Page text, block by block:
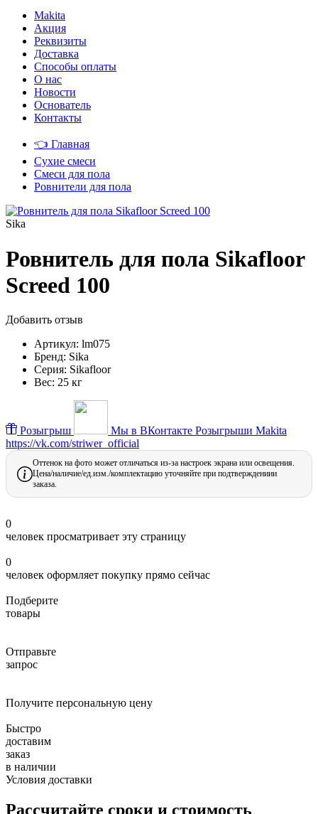
Makita
Акция
Реквизиты
Доставка
Способы оплаты
О нас
Новости
Основатель
Контакты
👈 Главная
Сухие смеси
Смеси для пола
Ровнители для пола
Sika
Ровнитель для пола Sikafloor
Screed 100
Добавить отзыв
Артикул: lm075
Бренд: Sika
Серия: Sikafloor
Вес: 25 кг
Розыгрыш Мы в ВКонтакте Розыгрыши Makita
https://vk.com/striwer_official
Оттенок на фото может отличаться из-за настроек экрана или освещения.
Цена/наличие/ед.изм./комплектацию уточняйте при подтверждениии
заказа.
0
человек просматривает эту страницу
0
человек оформляет покупку прямо сейчас
Подберите
товары
Отправьте
запрос
Получите персональную цену
Быстро
доставим
заказ
в наличии
Условия доставки
Рассчитайте сроки и стоимость